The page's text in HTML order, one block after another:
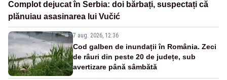
Complot dejucat în Serbia: doi bărbați, suspectați că
plănuiau asasinarea lui Vučić
7 aug. 2026, 12:36
Cod galben de inundații în România. Zeci
de râuri din peste 20 de județe, sub
avertizare până sâmbătă